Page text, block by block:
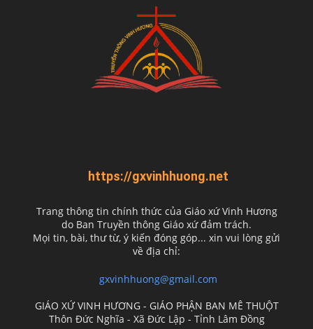
https://gxvinhhuong.net
Trang thông tin chính thức của Giáo xứ Vinh Hương
do Ban Truyền thông Giáo xứ đảm trách.
Mọi tin, bài, thư từ, ý kiến đóng góp... xin vui lòng gửi
về địa chỉ:
gxvinhhuong@gmail.com
GIÁO XỨ VINH HƯƠNG - GIÁO PHẬN BAN MÊ THUỘT
Thôn Đức Nghĩa - Xã Đức Lập - Tỉnh Lâm Đồng